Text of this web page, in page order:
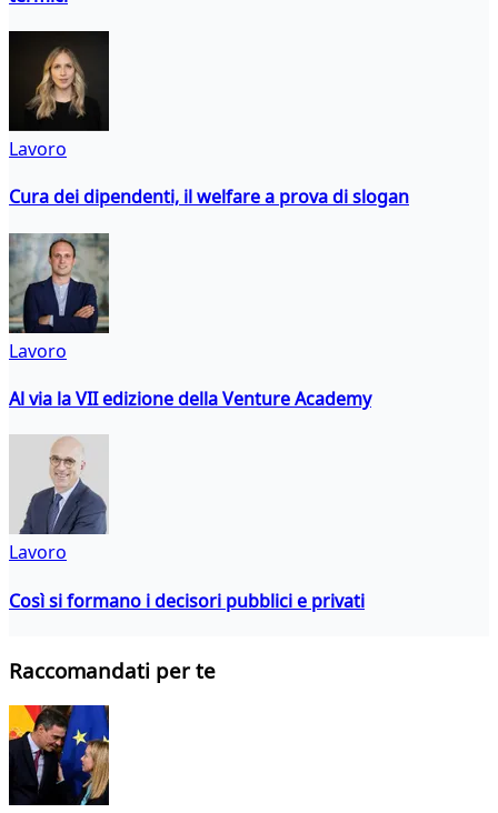
Lavoro
Cura dei dipendenti, il welfare a prova di slogan
Lavoro
Al via la VII edizione della Venture Academy
Lavoro
Così si formano i decisori pubblici e privati
Raccomandati per te